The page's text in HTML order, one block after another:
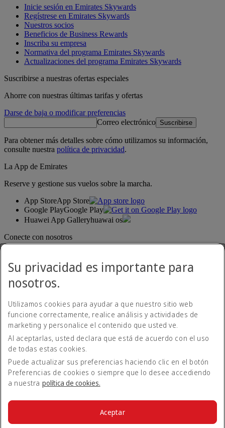
Inicie sesión en Emirates Skywards
Regístrese en Emirates Skywards
Nuestros socios
Beneficios de Business Rewards
Inscriba su empresa
Normativa del programa Emirates Skywards
Actualizaciones del programa Emirates Skywards
Suscribirse a nuestras ofertas especiales
Ahorre con nuestras últimas tarifas y ofertas
Darse de baja o modificar preferencias
Correo electrónico Suscribirse
Para obtener más detalles sobre cómo utilizamos su información,
consulte nuestra política de privacidad.
La App de Emirates
Reserve y gestione sus vuelos sobre la marcha.
App StoreApp Store
Google PlayGoogle Play
Huawei App Galleryhuawai os
Conecte con nosotros
Declaración de accesibilidad
Contacte con nosotros
Política de privacidad
Condiciones generales
Política de cookies
Ciberseguridad
Su privacidad es importante para
nosotros.
Utilizamos cookies para ayudar a que nuestro sitio web
funcione correctamente, realice análisis y actividades de
marketing y personalice el contenido que usted ve.
Al aceptarlas, usted declara que está de acuerdo con el uso
de todas estas cookies.
Puede actualizar sus preferencias haciendo clic en el botón
Preferencias de cookies o siempre que lo desee accediendo
a nuestra política de cookies.
Aceptar